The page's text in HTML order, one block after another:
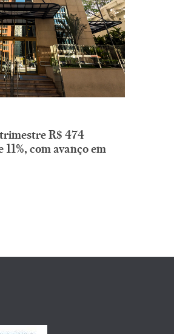
R$ 474
com avanço em